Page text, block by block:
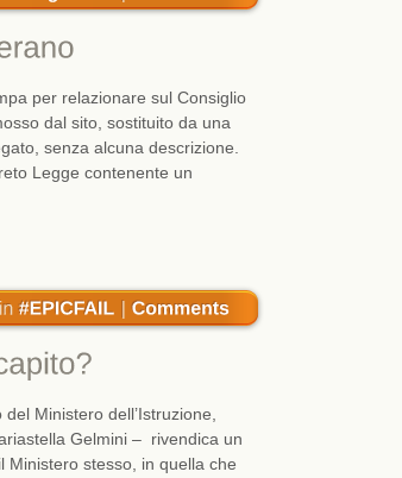
per relazionare sul Consiglio
dal sito, sostituito da una
senza alcuna descrizione.
Legge contenente un
Ministero dell’Istruzione,
Gelmini – rivendica un
Ministero stesso, in quella che